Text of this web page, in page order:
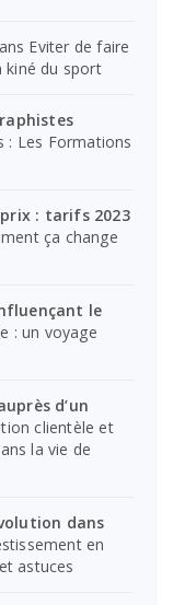
Eviter de faire
kiné du sport
: Les Formations
: tarifs 2023
ça change
le
: un voyage
d’un
clientèle et
la vie de
dans
en
astuces